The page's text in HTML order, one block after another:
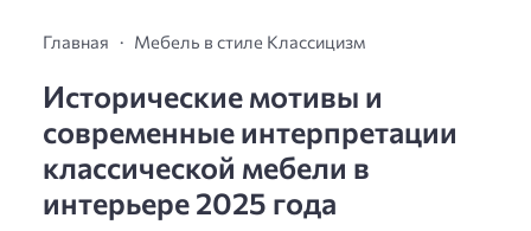
Главная Мебель в стиле Классицизм
Исторические мотивы и
современные интерпретации
классической мебели в
интерьере 2025 года